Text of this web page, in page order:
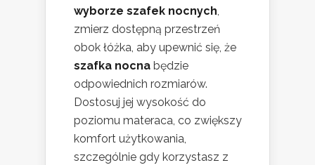
wyborze szafek nocnych,
zmierz dostępną przestrzeń
obok łóżka, aby upewnić się, że
szafka nocna będzie
odpowiednich rozmiarów.
Dostosuj jej wysokość do
poziomu materaca, co zwiększy
komfort użytkowania,
szczególnie gdy korzystasz z